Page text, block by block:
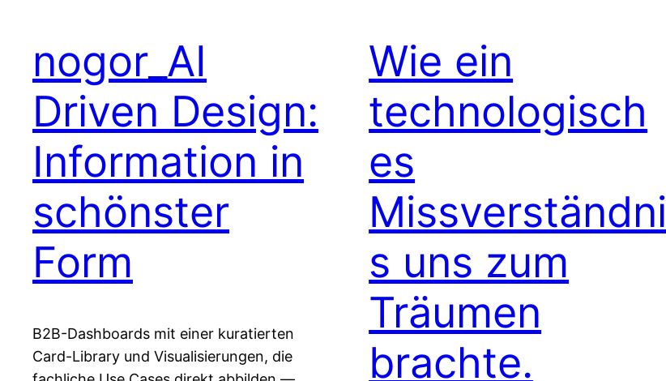
nogor_AI
Driven Design:
Information in
schönster
Form
B2B-Dashboards mit einer kuratierten
Card-Library und Visualisierungen, die
Wie ein
technologisch
es
Missverständni
s uns zum
Träumen
brachte.